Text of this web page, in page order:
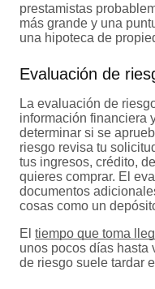
prestamistas
más grande y una
una hipoteca de
Evaluación de
La evaluación de
información financiera
determinar si se
riesgo revisa tu
tus ingresos, crédito,
quieres comprar. El
documentos
cosas como un
El tiempo que toma
unos pocos días hasta
de riesgo suele tardar